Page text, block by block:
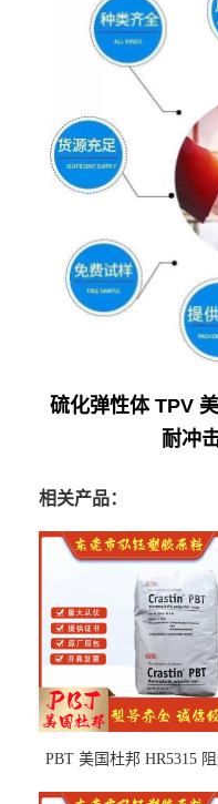
硫化弹性体 TPV
耐冲
相关产品：
PBT 美国杜邦 HR5315